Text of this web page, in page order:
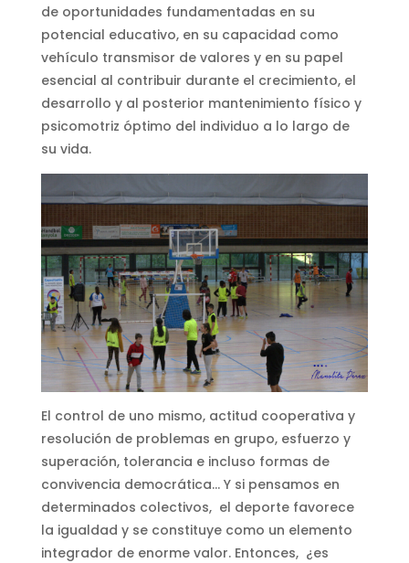
de oportunidades fundamentadas en su
potencial educativo, en su capacidad como
vehículo transmisor de valores y en su papel
esencial al contribuir durante el crecimiento, el
desarrollo y al posterior mantenimiento físico y
psicomotriz óptimo del individuo a lo largo de
su vida.
El control de uno mismo, actitud cooperativa y
resolución de problemas en grupo, esfuerzo y
superación, tolerancia e incluso formas de
convivencia democrática… Y si pensamos en
determinados colectivos, el deporte favorece
la igualdad y se constituye como un elemento
integrador de enorme valor. Entonces, ¿es